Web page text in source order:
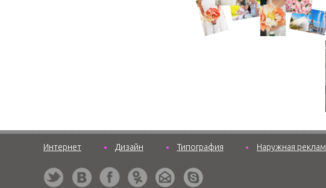
Интернет Дизайн Типография Наружная